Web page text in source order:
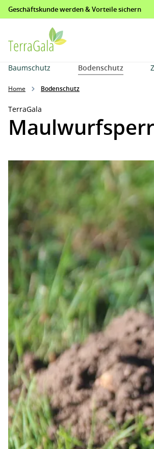
Zur Hauptnavigation springen
Geschäftskunde werden & Vorteile sichern
Baumschutz Bodenschutz
Home Bodenschutz
TerraGala